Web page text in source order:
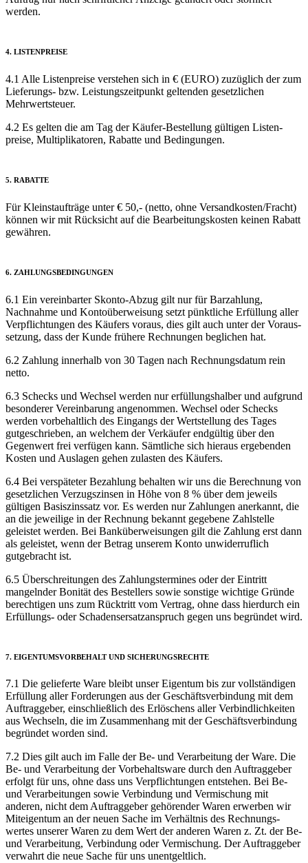
werden.
4. LISTEN­PREISE
4.1 Alle Listenpreise verstehen sich in € (EURO) zuzüglich der zum
Lieferungs- bzw. Leistungs­zeit­punkt geltenden gesetzlichen
Mehrwertsteuer.
4.2 Es gelten die am Tag der Käufer-Bestellung gültigen Listen­
preise, Multipli­katoren, Rabatte und Bedingungen.
5. RABATTE
Für Kleinstaufträge unter € 50,- (netto, ohne Versandkosten/Fracht)
können wir mit Rücksicht auf die Be­arbeitungs­kosten keinen Rabatt
gewähren.
6. ZAHLUNGS­BEDINGUNGEN
6.1 Ein vereinbarter Skonto-Abzug gilt nur für Barzahlung,
Nachnahme und Konto­über­weisung setzt pünktliche Erfüllung aller
Verpflichtungen des Käufers voraus, dies gilt auch unter der Voraus­
setzung, dass der Kunde frühere Rechnungen beglichen hat.
6.2 Zahlung innerhalb von 30 Tagen nach Rechnungsdatum rein
netto.
6.3 Schecks und Wechsel werden nur erfüllungs­halber und aufgrund
besonderer Vereinbarung angenommen. Wechsel oder Schecks
werden vorbehaltlich des Eingangs der Wertstellung des Tages
gutge­schrieben, an welchem der Verkäufer endgültig über den
Gegenwert frei verfügen kann. Sämtliche sich hieraus ergebenden
Kosten und Auslagen gehen zulasten des Käufers.
6.4 Bei verspäteter Bezahlung behalten wir uns die Berechnung von
gesetzlichen Verzugs­zinsen in Höhe von 8 % über dem jeweils
gültigen Basis­zinssatz vor. Es werden nur Zahlungen anerkannt, die
an die jeweilige in der Rechnung bekannt gegebene Zahlstelle
geleistet werden. Bei Bank­über­weisungen gilt die Zahlung erst dann
als geleistet, wenn der Betrag unserem Konto unwider­ruflich
gutgebracht ist.
6.5 Überschreitungen des Zahlungs­termines oder der Eintritt
mangelnder Bonität des Bestellers sowie sonstige wichtige Gründe
berechtigen uns zum Rücktritt vom Vertrag, ohne dass hierdurch ein
Erfüllungs- oder Schadens­ersatz­anspruch gegen uns begründet wird.
7. EIGENTUMS­VOR­BEHALT UND SICHERUNGS­RECHTE
7.1 Die gelieferte Ware bleibt unser Eigentum bis zur vollständigen
Erfüllung aller Forderungen aus der Geschäfts­verbindung mit dem
Auftrag­geber, einschließlich des Erlöschens aller Verbind­lichkeiten
aus Wechseln, die im Zusammen­hang mit der Geschäfts­verbindung
begründet worden sind.
7.2 Dies gilt auch im Falle der Be- und Verarbeitung der Ware. Die
Be- und Verarbeitung der Vorbe­haltsware durch den Auftrag­geber
erfolgt für uns, ohne dass uns Verpflichtungen entstehen. Bei Be-
und Verarbeitungen sowie Verbindung und Vermischung mit
anderen, nicht dem Auftrag­geber gehörender Waren erwerben wir
Miteigentum an der neuen Sache im Verhältnis des Rechnungs­
wertes unserer Waren zu dem Wert der anderen Waren z. Zt. der Be-
und Verarbeitung, Verbindung oder Vermischung. Der Auftraggeber
verwahrt die neue Sache für uns unentgeltlich.